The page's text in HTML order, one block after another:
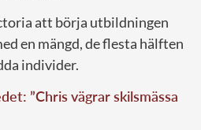
att börja utbildningen
en mängd, de flesta hälften
individer.
”Chris vägrar skilsmässa